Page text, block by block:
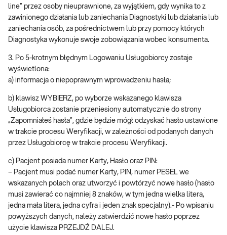
line” przez osoby nieuprawnione, za wyjątkiem, gdy wynika to z
zawinionego działania lub zaniechania Diagnostyki lub działania lub
zaniechania osób, za pośrednictwem lub przy pomocy których
Diagnostyka wykonuje swoje zobowiązania wobec konsumenta.
3. Po 5-krotnym błędnym Logowaniu Usługobiorcy zostaje
wyświetlona:
a) informacja o niepoprawnym wprowadzeniu hasła;
b) klawisz WYBIERZ, po wyborze wskazanego klawisza
Usługobiorca zostanie przeniesiony automatycznie do strony
„Zapomniałeś hasła”, gdzie będzie mógł odzyskać hasło ustawione
w trakcie procesu Weryfikacji, w zależności od podanych danych
przez Usługobiorcę w trakcie procesu Weryfikacji.
c) Pacjent posiada numer Karty, Hasło oraz PIN:
– Pacjent musi podać numer Karty, PIN, numer PESEL we
wskazanych polach oraz utworzyć i powtórzyć nowe hasło (hasło
musi zawierać co najmniej 8 znaków, w tym jedna wielka litera,
jedna mała litera, jedna cyfra i jeden znak specjalny).- Po wpisaniu
powyższych danych, należy zatwierdzić nowe hasło poprzez
użycie klawisza PRZEJDŹ DALEJ.